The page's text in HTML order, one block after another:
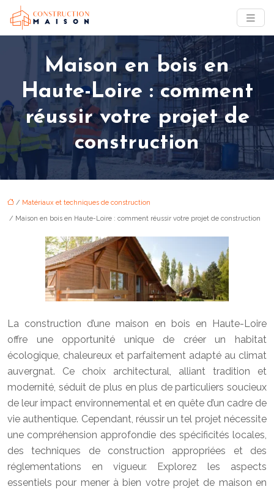
Maison en bois en
Haute-Loire : comment
réussir votre projet de
construction
/ Matériaux et techniques de construction
/ Maison en bois en Haute-Loire : comment réussir votre projet de construction
La construction d’une maison en bois en Haute-Loire
offre une opportunité unique de créer un habitat
écologique, chaleureux et parfaitement adapté au climat
auvergnat. Ce choix architectural, alliant tradition et
modernité, séduit de plus en plus de particuliers soucieux
de leur impact environnemental et en quête d’un cadre de
vie authentique. Cependant, réussir un tel projet nécessite
une compréhension approfondie des spécificités locales,
des techniques de construction appropriées et des
réglementations en vigueur. Explorez les aspects
essentiels pour mener à bien votre projet de maison en